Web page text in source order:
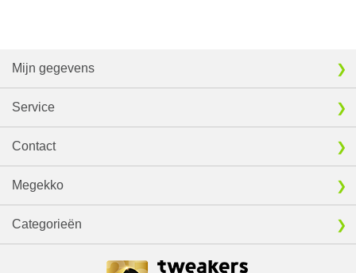
Mijn gegevens
Service
Contact
Megekko
Categorieën